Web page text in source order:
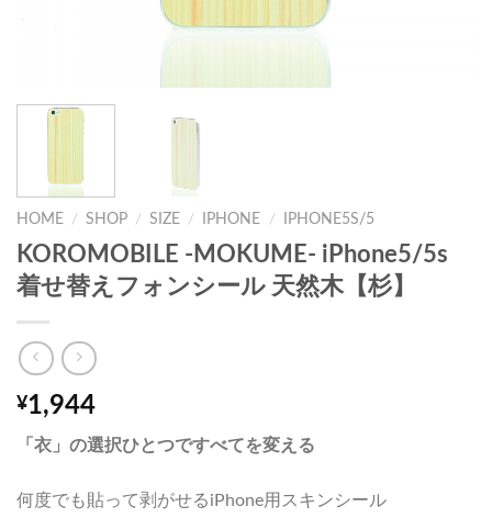
HOME / SHOP / SIZE / IPHONE / IPHONE5S/5
KOROMOBILE -MOKUME- iPhone5/5s
着せ替えフォンシール 天然木【杉】
¥1,944
「衣」の選択ひとつですべてを変える
何度でも貼って剥がせるiPhone用スキンシール